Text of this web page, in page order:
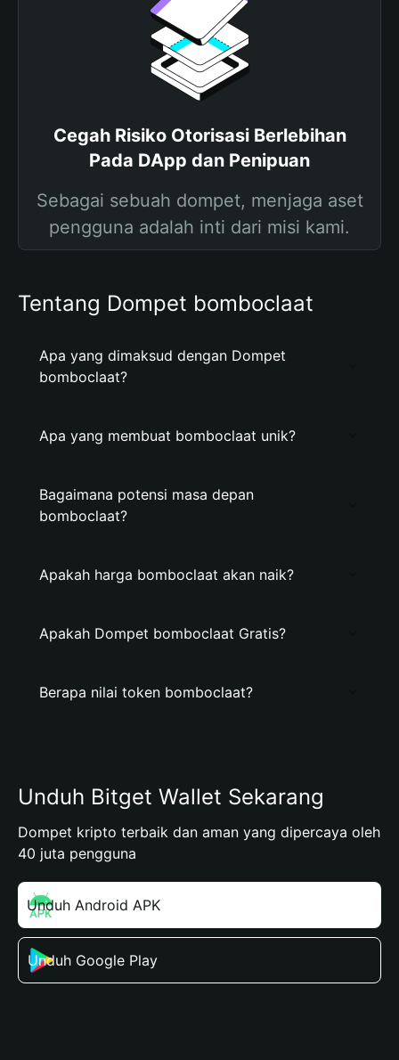
Cegah Risiko Otorisasi Berlebihan
Pada DApp dan Penipuan
Sebagai sebuah dompet, menjaga aset
pengguna adalah inti dari misi kami.
Tentang Dompet bomboclaat
Apa yang dimaksud dengan Dompet
bomboclaat?
Apa yang membuat bomboclaat unik?
Bagaimana potensi masa depan
bomboclaat?
Apakah harga bomboclaat akan naik?
Apakah Dompet bomboclaat Gratis?
Berapa nilai token bomboclaat?
Unduh Bitget Wallet Sekarang
Dompet kripto terbaik dan aman yang dipercaya oleh
40 juta pengguna
Unduh Android APK
Unduh Google Play